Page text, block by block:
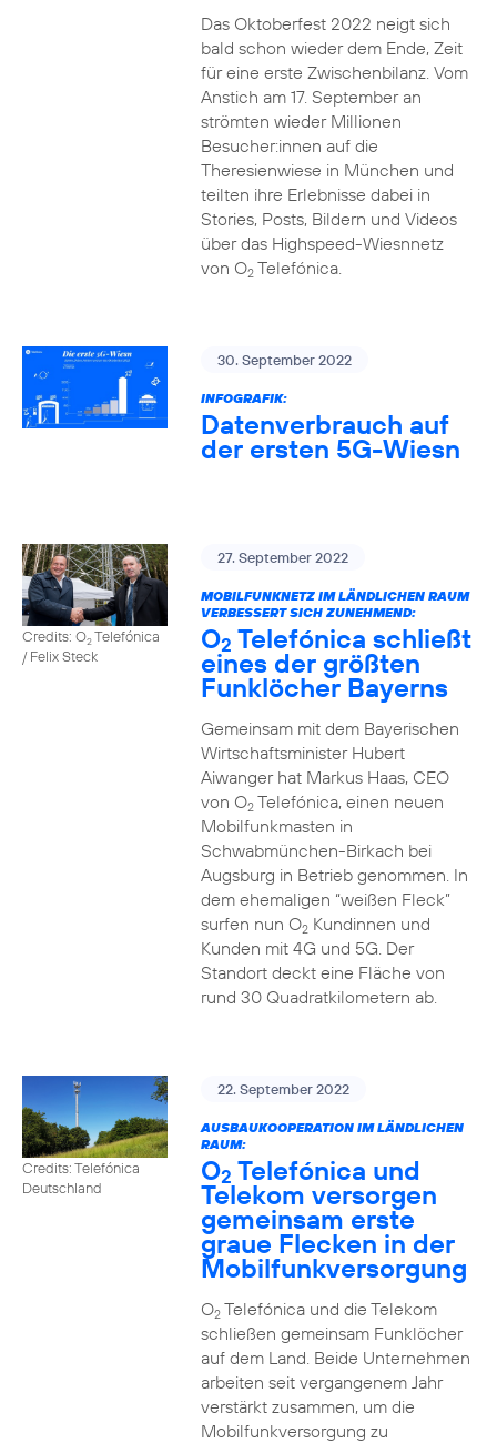
Das Oktoberfest 2022 neigt sich
bald schon wieder dem Ende, Zeit
für eine erste Zwischenbilanz. Vom
Anstich am 17. September an
strömten wieder Millionen
Besucher:innen auf die
Theresienwiese in München und
teilten ihre Erlebnisse dabei in
Stories, Posts, Bildern und Videos
über das Highspeed-Wiesnnetz
von O2Telefónica.
30. September 2022
INFOGRAFIK:
Datenverbrauch auf
der ersten 5G-Wiesn
Credits: O2Telefónica
/ Felix Steck
27. September 2022
MOBILFUNKNETZ IM LÄNDLICHEN RAUM
VERBESSERT SICH ZUNEHMEND:
O2 Telefónica schließt
eines der größten
Funklöcher Bayerns
Gemeinsam mit dem Bayerischen
Wirtschaftsminister Hubert
Aiwanger hat Markus Haas, CEO
von O2Telefónica, einen neuen
Mobilfunkmasten in
Schwabmünchen-Birkach bei
Augsburg in Betrieb genommen. In
dem ehemaligen “weißen Fleck”
surfen nun O2Kundinnen und
Kunden mit 4G und 5G. Der
Standort deckt eine Fläche von
rund 30 Quadratkilometern ab.
Credits: Telefónica
Deutschland
22. September 2022
AUSBAUKOOPERATION IM LÄNDLICHEN
RAUM:
O2 Telefónica und
Telekom versorgen
gemeinsam erste
graue Flecken in der
Mobilfunkversorgung
O2Telefónica und die Telekom
schließen gemeinsam Funklöcher
auf dem Land. Beide Unternehmen
arbeiten seit vergangenem Jahr
verstärkt zusammen, um die
Mobilfunkversorgung zu